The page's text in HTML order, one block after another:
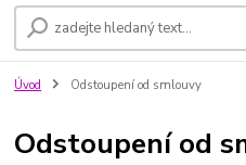
Úvod Odstoupení od smlouvy
Odstoupení od